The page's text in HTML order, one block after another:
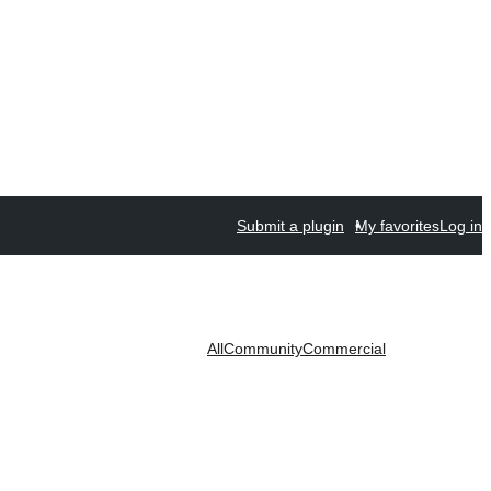
Submit a plugin My favoritesLog in
AllCommunityCommercial